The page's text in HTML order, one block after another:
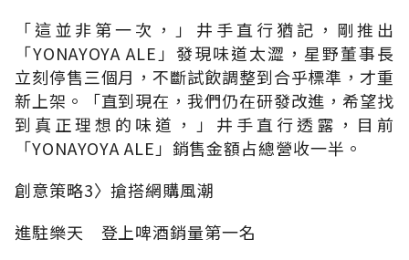
「這並非第一次，」井手直行猶記，剛推出
「YONAYOYA ALE」發現味道太澀，星野董事長
立刻停售三個月，不斷試飲調整到合乎標準，才重
新上架。「直到現在，我們仍在研發改進，希望找
到真正理想的味道，」井手直行透露，目前
「YONAYOYA ALE」銷售金額占總營收一半。
創意策略3〉搶搭網購風潮
進駐樂天 登上啤酒銷量第一名